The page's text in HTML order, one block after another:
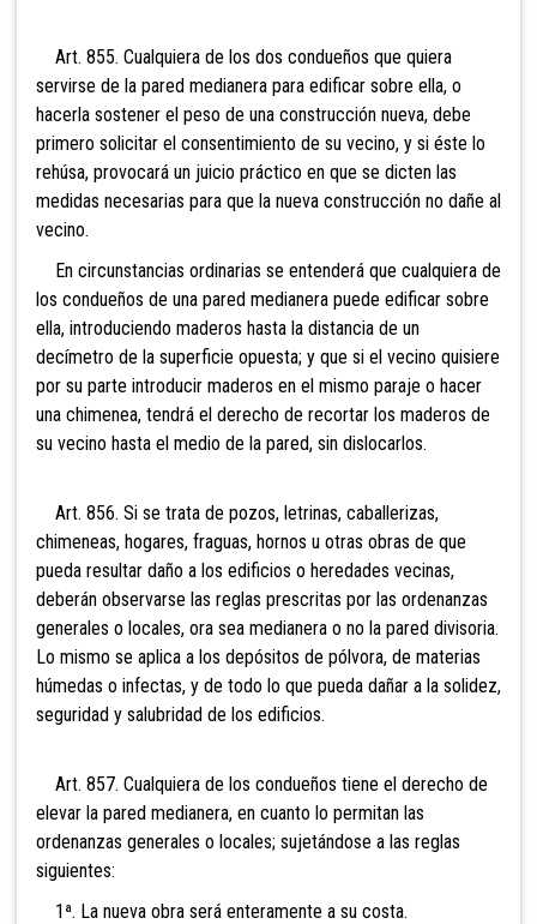
Art. 855. Cualquiera de los dos condueños que quiera
servirse de la pared medianera para edificar sobre ella, o
hacerla sostener el peso de una construcción nueva, debe
primero solicitar el consentimiento de su vecino, y si éste lo
rehúsa, provocará un juicio práctico en que se dicten las
medidas necesarias para que la nueva construcción no dañe al
vecino.
En circunstancias ordinarias se entenderá que cualquiera de
los condueños de una pared medianera puede edificar sobre
ella, introduciendo maderos hasta la distancia de un
decímetro de la superficie opuesta; y que si el vecino quisiere
por su parte introducir maderos en el mismo paraje o hacer
una chimenea, tendrá el derecho de recortar los maderos de
su vecino hasta el medio de la pared, sin dislocarlos.
Art. 856. Si se trata de pozos, letrinas, caballerizas,
chimeneas, hogares, fraguas, hornos u otras obras de que
pueda resultar daño a los edificios o heredades vecinas,
deberán observarse las reglas prescritas por las ordenanzas
generales o locales, ora sea medianera o no la pared divisoria.
Lo mismo se aplica a los depósitos de pólvora, de materias
húmedas o infectas, y de todo lo que pueda dañar a la solidez,
seguridad y salubridad de los edificios.
Art. 857. Cualquiera de los condueños tiene el derecho de
elevar la pared medianera, en cuanto lo permitan las
ordenanzas generales o locales; sujetándose a las reglas
siguientes:
1ª. La nueva obra será enteramente a su costa.